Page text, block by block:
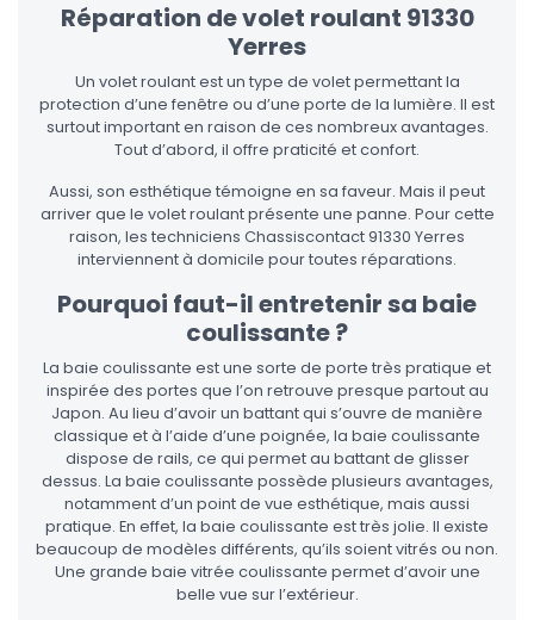
Réparation de volet roulant 91330
Yerres
Un volet roulant est un type de volet permettant la
protection d’une fenêtre ou d’une porte de la lumière. Il est
surtout important en raison de ces nombreux avantages.
Tout d’abord, il offre praticité et confort.
Aussi, son esthétique témoigne en sa faveur. Mais il peut
arriver que le volet roulant présente une panne. Pour cette
raison, les techniciens Chassiscontact 91330 Yerres
interviennent à domicile pour toutes réparations.
Pourquoi faut-il entretenir sa baie
coulissante ?
La baie coulissante est une sorte de porte très pratique et
inspirée des portes que l’on retrouve presque partout au
Japon. Au lieu d’avoir un battant qui s’ouvre de manière
classique et à l’aide d’une poignée, la baie coulissante
dispose de rails, ce qui permet au battant de glisser
dessus. La baie coulissante possède plusieurs avantages,
notamment d’un point de vue esthétique, mais aussi
pratique. En effet, la baie coulissante est très jolie. Il existe
beaucoup de modèles différents, qu’ils soient vitrés ou non.
Une grande baie vitrée coulissante permet d’avoir une
belle vue sur l’extérieur.